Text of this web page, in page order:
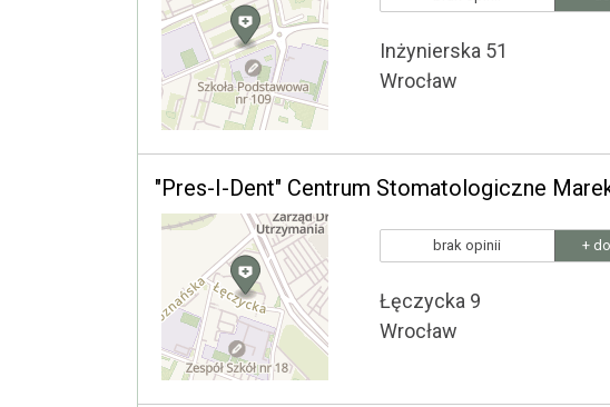
Inżynierska 51
Wrocław
"Pres-I-Dent" Centrum Stomatologiczne
brak opinii +
Łęczycka 9
Wrocław